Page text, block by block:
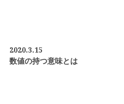
2020.3.15
数値の持つ意味とは